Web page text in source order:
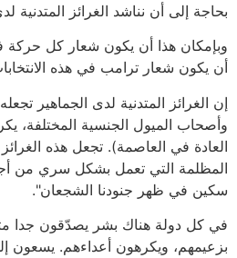
بحاجة إلى أن نناشد الغرائز المتدنية
وبإمكان هذا أن يكون شعار كل حركة
أن يكون شعار ترامب في هذه
إن الغرائز المتدنية لدى الجماهير
وأصحاب الميول الجنسية المختلفة،
العادة في العاصمة). تجعل هذه
المظلمة التي تعمل بشكل سري من
سكين في ظهر جنودنا الشجعان".
في كل دولة هناك بشر يصدّقون جدا
بزعيمهم، ويكرهون أعداءهم. يسعون